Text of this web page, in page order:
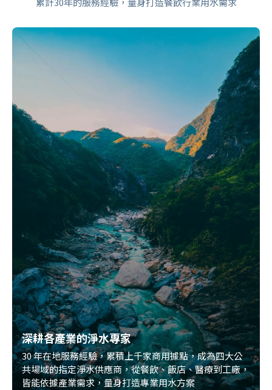
深耕各產業的淨水專家
30 年在地服務經驗，累積上千家商用據點，成為四大公
共場域的指定淨水供應商，從餐飲、飯店、醫療到工廠，
皆能依據產業需求，量身打造專業用水方案